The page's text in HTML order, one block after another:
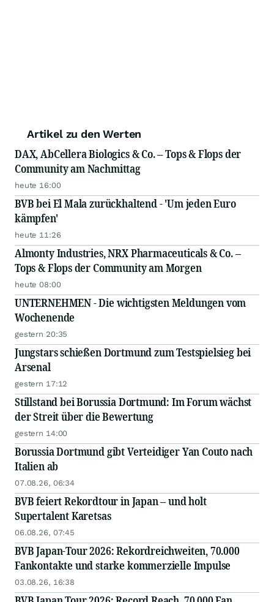
Artikel zu den Werten
DAX, AbCellera Biologics & Co. – Tops & Flops der
Community am Nachmittag
heute 16:00
BVB bei El Mala zurückhaltend - 'Um jeden Euro
kämpfen'
heute 11:26
Almonty Industries, NRX Pharmaceuticals & Co. –
Tops & Flops der Community am Morgen
heute 08:00
UNTERNEHMEN - Die wichtigsten Meldungen vom
Wochenende
gestern 20:35
Jungstars schießen Dortmund zum Testspielsieg bei
Arsenal
gestern 17:12
Stillstand bei Borussia Dortmund: Im Forum wächst
der Streit über die Bewertung
gestern 14:00
Borussia Dortmund gibt Verteidiger Yan Couto nach
Italien ab
07.08.26, 06:34
BVB feiert Rekordtour in Japan – und holt
Supertalent Karetsas
06.08.26, 07:45
BVB Japan-Tour 2026: Rekordreichweiten, 70.000
Fankontakte und starke kommerzielle Impulse
03.08.26, 16:38